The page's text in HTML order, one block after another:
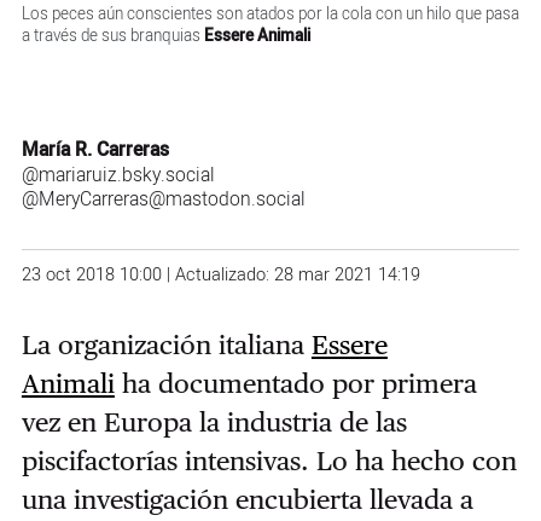
Los peces aún conscientes son atados por la cola con un hilo que pasa
a través de sus branquias Essere Animali
María R. Carreras
@mariaruiz.bsky.social‬
@MeryCarreras@mastodon.social
23 oct 2018 10:00 | Actualizado: 28 mar 2021 14:19
La organización italiana Essere
Animali ha documentado por primera
vez en Europa la industria de las
piscifactorías intensivas. Lo ha hecho con
una investigación encubierta llevada a